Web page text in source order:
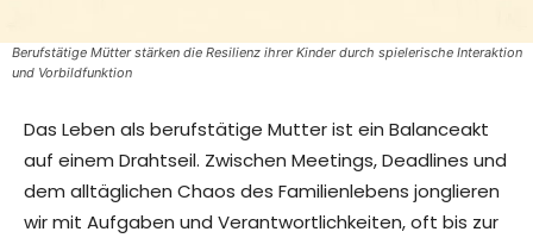
Berufstätige Mütter stärken die Resilienz ihrer Kinder durch spielerische Interaktion
und Vorbildfunktion
Das Leben als berufstätige Mutter ist ein Balanceakt
auf einem Drahtseil. Zwischen Meetings, Deadlines und
dem alltäglichen Chaos des Familienlebens jonglieren
wir mit Aufgaben und Verantwortlichkeiten, oft bis zur